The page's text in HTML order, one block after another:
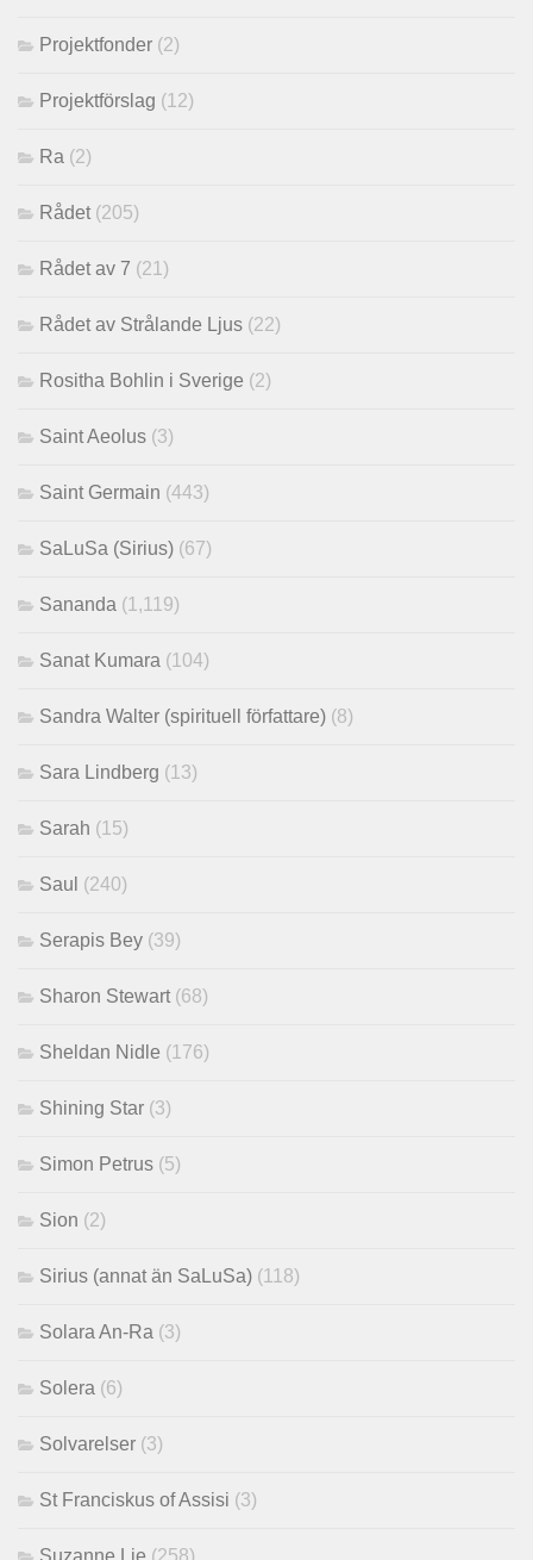
Projektfonder (2)
Projektförslag (12)
Ra (2)
Rådet (205)
Rådet av 7 (21)
Rådet av Strålande Ljus (22)
Rositha Bohlin i Sverige (2)
Saint Aeolus (3)
Saint Germain (443)
SaLuSa (Sirius) (67)
Sananda (1,119)
Sanat Kumara (104)
Sandra Walter (spirituell författare) (8)
Sara Lindberg (13)
Sarah (15)
Saul (240)
Serapis Bey (39)
Sharon Stewart (68)
Sheldan Nidle (176)
Shining Star (3)
Simon Petrus (5)
Sion (2)
Sirius (annat än SaLuSa) (118)
Solara An-Ra (3)
Solera (6)
Solvarelser (3)
St Franciskus of Assisi (3)
Suzanne Lie (258)